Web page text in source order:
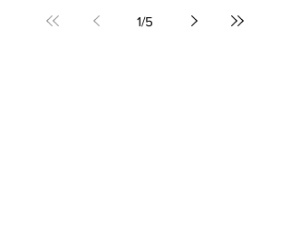
1/5